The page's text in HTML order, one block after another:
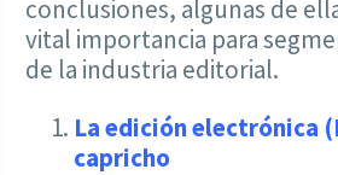
conclusiones, algunas de
vital importancia para
de la industria editorial.
La edición electrónica
capricho